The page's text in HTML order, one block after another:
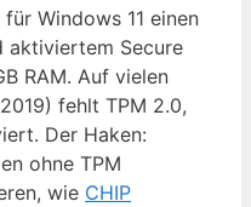
Windows 11 einen
aktiviertem Secure
RAM. Auf vielen
fehlt TPM 2.0,
Der Haken:
ohne TPM
wie CHIP